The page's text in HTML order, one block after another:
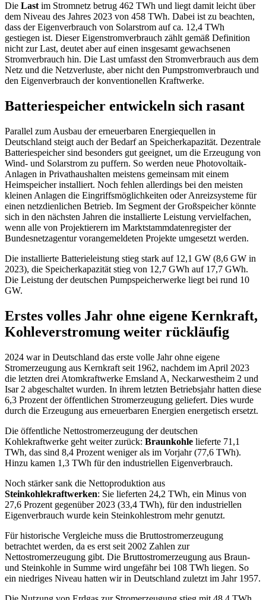
Die Last im Stromnetz betrug 462 TWh und liegt damit leicht über
dem Niveau des Jahres 2023 von 458 TWh. Dabei ist zu beachten,
dass der Eigenverbrauch von Solarstrom auf ca. 12,4 TWh
gestiegen ist. Dieser Eigenstromverbrauch zählt gemäß Definition
nicht zur Last, deutet aber auf einen insgesamt gewachsenen
Stromverbrauch hin. Die Last umfasst den Stromverbrauch aus dem
Netz und die Netzverluste, aber nicht den Pumpstromverbrauch und
den Eigenverbrauch der konventionellen Kraftwerke.
Batteriespeicher entwickeln sich rasant
Parallel zum Ausbau der erneuerbaren Energiequellen in
Deutschland steigt auch der Bedarf an Speicherkapazität. Dezentrale
Batteriespeicher sind besonders gut geeignet, um die Erzeugung von
Wind- und Solarstrom zu puffern. So werden neue Photovoltaik-
Anlagen in Privathaushalten meistens gemeinsam mit einem
Heimspeicher installiert. Noch fehlen allerdings bei den meisten
kleinen Anlagen die Eingriffsmöglichkeiten oder Anreizsysteme für
einen netzdienlichen Betrieb. Im Segment der Großspeicher könnte
sich in den nächsten Jahren die installierte Leistung vervielfachen,
wenn alle von Projektierern im Marktstammdatenregister der
Bundesnetzagentur vorangemeldeten Projekte umgesetzt werden.
Die installierte Batterieleistung stieg stark auf 12,1 GW (8,6 GW in
2023), die Speicherkapazität stieg von 12,7 GWh auf 17,7 GWh.
Die Leistung der deutschen Pumpspeicherwerke liegt bei rund 10
GW.
Erstes volles Jahr ohne eigene Kernkraft,
Kohleverstromung weiter rückläufig
2024 war in Deutschland das erste volle Jahr ohne eigene
Stromerzeugung aus Kernkraft seit 1962, nachdem im April 2023
die letzten drei Atomkraftwerke Emsland A, Neckarwestheim 2 und
Isar 2 abgeschaltet wurden. In ihrem letzten Betriebsjahr hatten diese
6,3 Prozent der öffentlichen Stromerzeugung geliefert. Dies wurde
durch die Erzeugung aus erneuerbaren Energien energetisch ersetzt.
Die öffentliche Nettostromerzeugung der deutschen
Kohlekraftwerke geht weiter zurück: Braunkohle lieferte 71,1
TWh, das sind 8,4 Prozent weniger als im Vorjahr (77,6 TWh).
Hinzu kamen 1,3 TWh für den industriellen Eigenverbrauch.
Noch stärker sank die Nettoproduktion aus
Steinkohlekraftwerken: Sie lieferten 24,2 TWh, ein Minus von
27,6 Prozent gegenüber 2023 (33,4 TWh), für den industriellen
Eigenverbrauch wurde kein Steinkohlestrom mehr genutzt.
Für historische Vergleiche muss die Bruttostromerzeugung
betrachtet werden, da es erst seit 2002 Zahlen zur
Nettostromerzeugung gibt. Die Bruttostromerzeugung aus Braun-
und Steinkohle in Summe wird ungefähr bei 108 TWh liegen. So
ein niedriges Niveau hatten wir in Deutschland zuletzt im Jahr 1957.